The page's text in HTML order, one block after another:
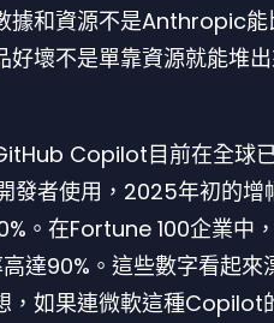
據和資源不是Anthropic能
好壞不是單靠資源就能堆
Copilot目前在全球
發者使用，2025年初的增
。在Fortune 100企業中
達90%。這些數字看起來
，如果連微軟這種Copilot